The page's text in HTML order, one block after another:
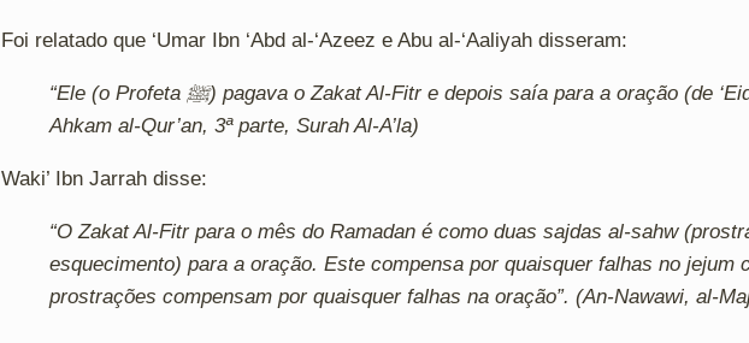
Foi relatado que ‘Umar Ibn ‘Abd al-‘Azeez e Abu al-‘Aaliyah disseram:
“Ele (o Profeta ﷺ) pagava o Zakat Al-Fitr e depois saía para a oração (de ‘Eid)”. (Al-Jassaas,
Ahkam al-Qur’an, 3ª parte, Surah Al-A’la)
Waki’ Ibn Jarrah disse:
“O Zakat Al-Fitr para o mês do Ramadan é como duas sajdas al-sahw
esquecimento) para a oração. Este compensa por quaisquer falhas no jejum
prostrações compensam por quaisquer falhas na oração”. (An-Nawawi, al-